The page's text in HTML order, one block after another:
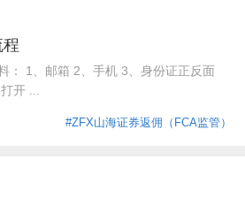
： 1、邮箱 2、手机 3、身份证正反面
开 ...
#ZFX山海证券返佣（FCA监管）